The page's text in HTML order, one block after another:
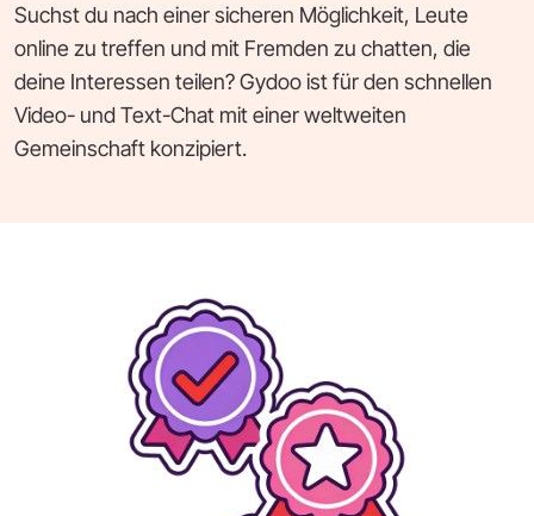
Suchst du nach einer sicheren Möglichkeit, Leute
online zu treffen und mit Fremden zu chatten, die
deine Interessen teilen? Gydoo ist für den schnellen
Video- und Text-Chat mit einer weltweiten
Gemeinschaft konzipiert.